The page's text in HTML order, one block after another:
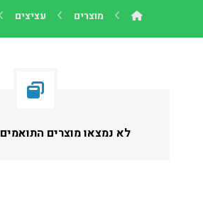
מוצרים עציצים
לא נמצאו מוצרים